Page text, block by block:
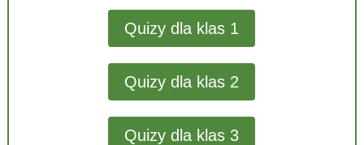
Quizy dla klas 1
Quizy dla klas 2
Quizy dla klas 3